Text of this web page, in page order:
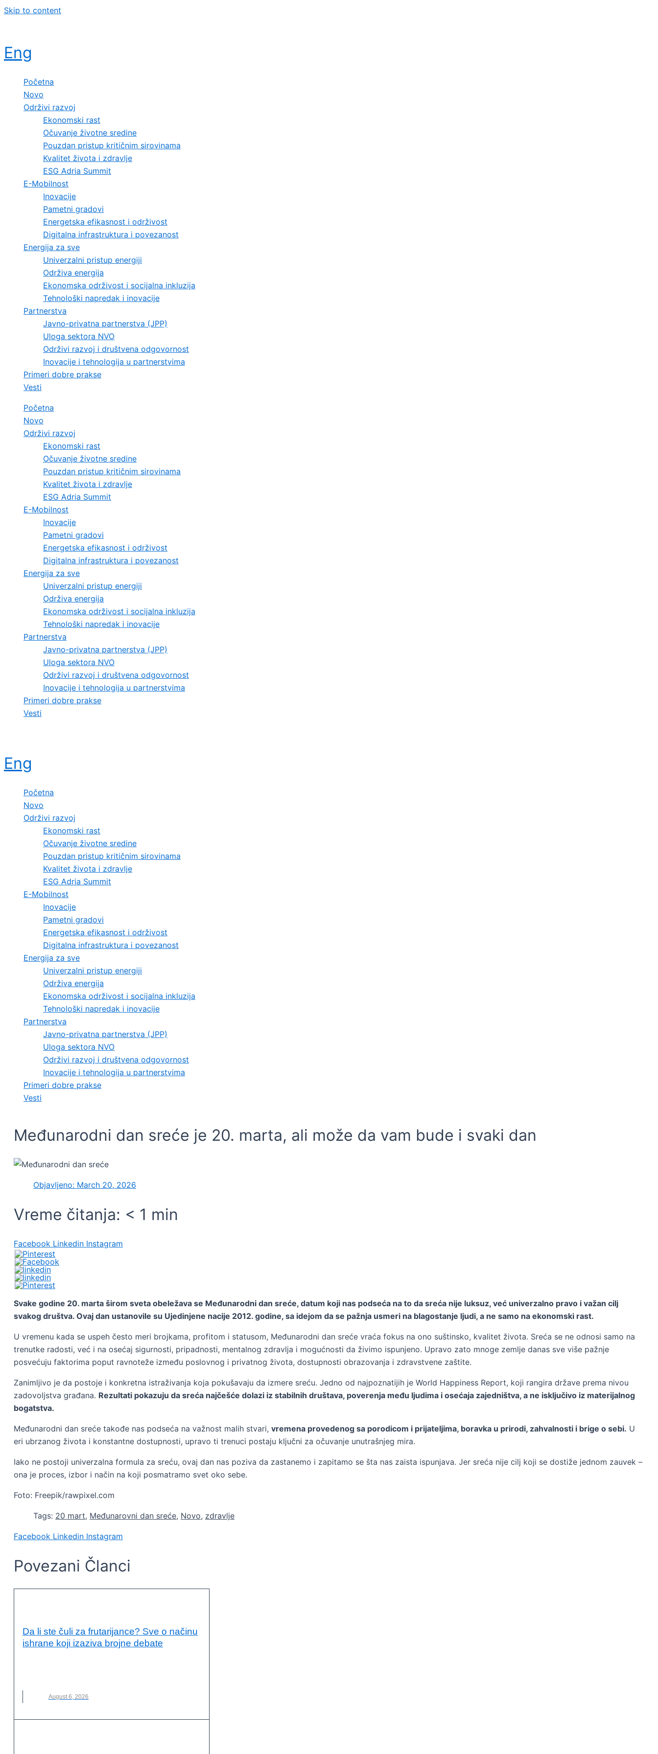
Skip to content
Eng
Početna
Novo
Održivi razvoj
Ekonomski rast
Očuvanje životne sredine
Pouzdan pristup kritičnim sirovinama
Kvalitet života i zdravlje
ESG Adria Summit
E-Mobilnost
Inovacije
Pametni gradovi
Energetska efikasnost i održivost
Digitalna infrastruktura i povezanost
Energija za sve
Univerzalni pristup energiji
Održiva energija
Ekonomska održivost i socijalna inkluzija
Tehnološki napredak i inovacije
Partnerstva
Javno-privatna partnerstva (JPP)
Uloga sektora NVO
Održivi razvoj i društvena odgovornost
Inovacije i tehnologija u partnerstvima
Primeri dobre prakse
Vesti
Početna
Novo
Održivi razvoj
Ekonomski rast
Očuvanje životne sredine
Pouzdan pristup kritičnim sirovinama
Kvalitet života i zdravlje
ESG Adria Summit
E-Mobilnost
Inovacije
Pametni gradovi
Energetska efikasnost i održivost
Digitalna infrastruktura i povezanost
Energija za sve
Univerzalni pristup energiji
Održiva energija
Ekonomska održivost i socijalna inkluzija
Tehnološki napredak i inovacije
Partnerstva
Javno-privatna partnerstva (JPP)
Uloga sektora NVO
Održivi razvoj i društvena odgovornost
Inovacije i tehnologija u partnerstvima
Primeri dobre prakse
Vesti
Eng
Početna
Novo
Održivi razvoj
Ekonomski rast
Očuvanje životne sredine
Pouzdan pristup kritičnim sirovinama
Kvalitet života i zdravlje
ESG Adria Summit
E-Mobilnost
Inovacije
Pametni gradovi
Energetska efikasnost i održivost
Digitalna infrastruktura i povezanost
Energija za sve
Univerzalni pristup energiji
Održiva energija
Ekonomska održivost i socijalna inkluzija
Tehnološki napredak i inovacije
Partnerstva
Javno-privatna partnerstva (JPP)
Uloga sektora NVO
Održivi razvoj i društvena odgovornost
Inovacije i tehnologija u partnerstvima
Primeri dobre prakse
Vesti
Međunarodni dan sreće je 20. marta, ali može da vam bude i svaki dan
Objavljeno: March 20, 2026
Vreme čitanja: < 1 min
Facebook Linkedin Instagram
Svake godine 20. marta širom sveta obeležava se Međunarodni dan sreće, datum koji nas podseća na to da sreća nije luksuz, već univerzalno pravo i važan cilj
svakog društva. Ovaj dan ustanovile su Ujedinjene nacije 2012. godine, sa idejom da se pažnja usmeri na blagostanje ljudi, a ne samo na ekonomski rast.
U vremenu kada se uspeh često meri brojkama, profitom i statusom, Međunarodni dan sreće vraća fokus na ono suštinsko, kvalitet života. Sreća se ne odnosi samo na
trenutke radosti, već i na osećaj sigurnosti, pripadnosti, mentalnog zdravlja i mogućnosti da živimo ispunjeno. Upravo zato mnoge zemlje danas sve više pažnje
posvećuju faktorima poput ravnoteže između poslovnog i privatnog života, dostupnosti obrazovanja i zdravstvene zaštite.
Zanimljivo je da postoje i konkretna istraživanja koja pokušavaju da izmere sreću. Jedno od najpoznatijih je World Happiness Report, koji rangira države prema nivou
zadovoljstva građana. Rezultati pokazuju da sreća najčešće dolazi iz stabilnih društava, poverenja među ljudima i osećaja zajedništva, a ne isključivo iz materijalnog
bogatstva.
Međunarodni dan sreće takođe nas podseća na važnost malih stvari, vremena provedenog sa porodicom i prijateljima, boravka u prirodi, zahvalnosti i brige o sebi. U
eri ubrzanog života i konstantne dostupnosti, upravo ti trenuci postaju ključni za očuvanje unutrašnjeg mira.
Iako ne postoji univerzalna formula za sreću, ovaj dan nas poziva da zastanemo i zapitamo se šta nas zaista ispunjava. Jer sreća nije cilj koji se dostiže jednom zauvek –
ona je proces, izbor i način na koji posmatramo svet oko sebe.
Foto: Freepik/rawpixel.com
Tags: 20 mart, Međunarovni dan sreće, Novo, zdravlje
Facebook Linkedin Instagram
Povezani Članci
Da li ste čuli za frutarijance? Sve o načinu
ishrane koji izaziva brojne debate
August 6, 2026